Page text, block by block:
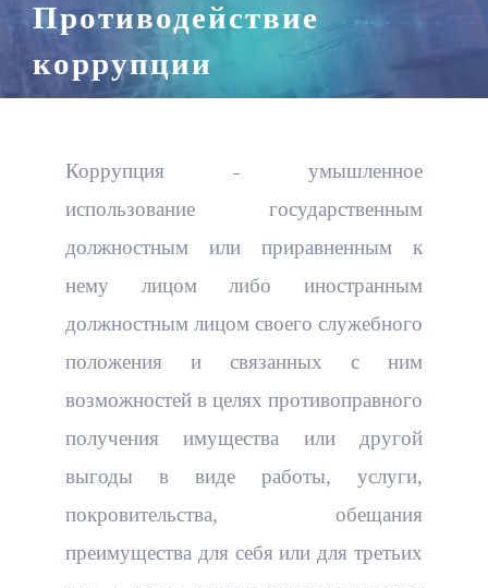
О нас
Нормативно-правовое обеспечение
Уровни взаимодействия
Политика в области интеллектуальной собственности
Противодействие коррупции
Система менеджмента качества
Отдел обработки и анализа данных мониторинга
Отдел инженерно-информационного обеспечения
Геофизическая обсерватория «Нарочь»
Геофизическая обсерватория «Плещеницы»
Оценка сейсмических воздействий
Сейсмологический мониторинг
Сейсмическое микрорайонирование
Георадарная съемка
Информирование общественности
Контакты
Контактная информация
Электронные обращения
Административные процедуры
График приема граждан руководством
Противодействие
коррупции
Коррупция ˗ умышленное
использование государственным
должностным или приравненным к
нему лицом либо иностранным
должностным лицом своего служебного
положения и связанных с ним
возможностей в целях противоправного
получения имущества или другой
выгоды в виде работы, услуги,
покровительства, обещания
преимущества для себя или для третьих